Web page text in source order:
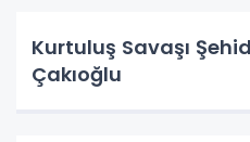
Kurtuluş Savaşı
Çakıoğlu